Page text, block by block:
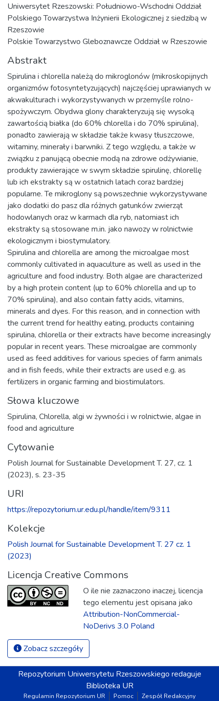
Uniwersytet Rzeszowski: Południowo-Wschodni Oddział
Polskiego Towarzystwa Inżynierii Ekologicznej z siedzibą w
Rzeszowie
Polskie Towarzystwo Gleboznawcze Oddział w Rzeszowie
Abstrakt
Spirulina i chlorella należą do mikroglonów (mikroskopijnych
organizmów fotosyntetyzujących) najczęściej uprawianych w
akwakulturach i wykorzystywanych w przemyśle rolno-
spożywczym. Obydwa glony charakteryzują się wysoką
zawartością białka (do 60% chlorella i do 70% spirulina),
ponadto zawierają w składzie także kwasy tłuszczowe,
witaminy, minerały i barwniki. Z tego względu, a także w
związku z panującą obecnie modą na zdrowe odżywianie,
produkty zawierające w swym składzie spirulinę, chlorellę
lub ich ekstrakty są w ostatnich latach coraz bardziej
popularne. Te mikroglony są powszechnie wykorzystywane
jako dodatki do pasz dla różnych gatunków zwierząt
hodowlanych oraz w karmach dla ryb, natomiast ich
ekstrakty są stosowane m.in. jako nawozy w rolnictwie
ekologicznym i biostymulatory.
Spirulina and chlorella are among the microalgae most
commonly cultivated in aquaculture as well as used in the
agriculture and food industry. Both algae are characterized
by a high protein content (up to 60% chlorella and up to
70% spirulina), and also contain fatty acids, vitamins,
minerals and dyes. For this reason, and in connection with
the current trend for healthy eating, products containing
spirulina, chlorella or their extracts have become increasingly
popular in recent years. These microalgae are commonly
used as feed additives for various species of farm animals
and in fish feeds, while their extracts are used e.g. as
fertilizers in organic farming and biostimulators.
Słowa kluczowe
Spirulina, Chlorella, algi w żywności i w rolnictwie, algae in
food and agriculture
Cytowanie
Polish Journal for Sustainable Development T. 27, cz. 1
(2023), s. 23-35
URI
https://repozytorium.ur.edu.pl/handle/item/9311
Kolekcje
Polish Journal for Sustainable Development T. 27 cz. 1
(2023)
Licencja Creative Commons
O ile nie zaznaczono inaczej, licencja
tego elementu jest opisana jako
Attribution-NonCommercial-
NoDerivs 3.0 Poland
Zobacz szczegóły
Repozytorium Uniwersytetu Rzeszowskiego redaguje
Biblioteka UR
Regulamin Repozytorium UR Pomoc Zespół Redakcyjny